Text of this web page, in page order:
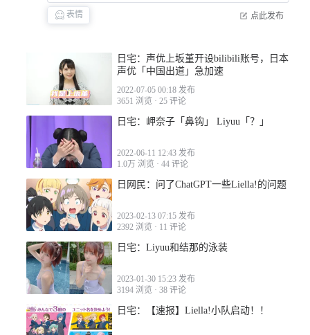
2022-12-22 02:08
2022-12-22 02:19
2022-12-22 06:35
表情 点此发布
日宅：声优上坂堇开设bilibili账号，日本
声优「中国出道」急加速
2022-07-05 00:18 发布
3651 浏览 · 25 评论
日宅：岬奈子「鼻钩」 Liyuu「？」
2022-06-11 12:43 发布
1.0万 浏览 · 44 评论
日网民：问了ChatGPT一些Liella!的问题
2023-02-13 07:15 发布
2392 浏览 · 11 评论
日宅：Liyuu和结那的泳装
2023-01-30 15:23 发布
3194 浏览 · 38 评论
日宅：【速报】Liella!小队启动！！